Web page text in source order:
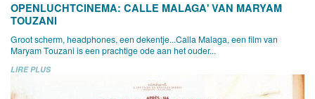
OPENLUCHTCINEMA: CALLE MALAGA' VAN MARYAM
TOUZANI
Groot scherm, headphones, een dekentje...Calla Malaga, een film van
Maryam Touzani is een prachtige ode aan het ouder...
LIRE PLUS